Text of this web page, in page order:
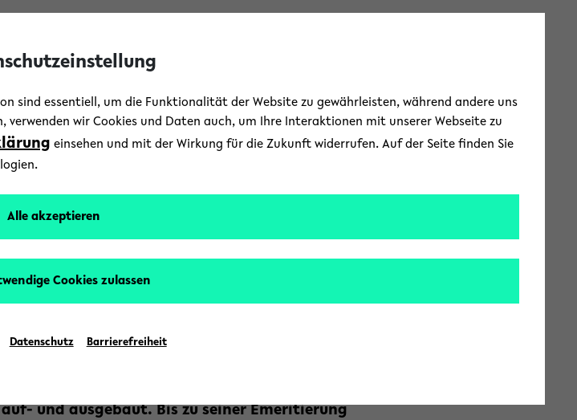
/News/Uni-Leben
Dr. Dietrich Kurz
Langohr Norma
Sportpädagogen im
und ausgebaut. Bis zu seiner Emeritierung
sind essentiell, um die Funktionalität der Website zu gewährleisten, während andere uns
verwenden wir Cookies und Daten auch, um Ihre Interaktionen mit unserer Webseite zu
einsehen und mit der Wirkung für die Zukunft widerrufen. Auf der Seite finden Sie
Alle akzeptieren
Cookies zulassen
Datenschutz Barrierefreiheit